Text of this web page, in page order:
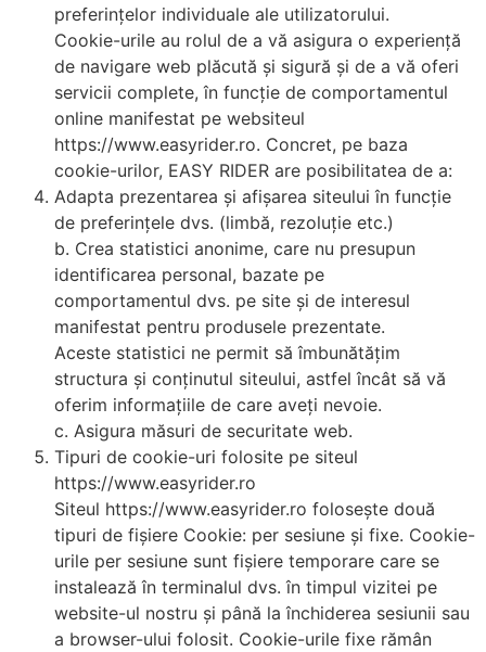
preferinţelor individuale ale utilizatorului.
Cookie-urile au rolul de a vă asigura o experiență
de navigare web plăcută și sigură și de a vă oferi
servicii complete, în funcție de comportamentul
online manifestat pe websiteul
https://www.easyrider.ro. Concret, pe baza
cookie-urilor, EASY RIDER are posibilitatea de a:
Adapta prezentarea și afișarea siteului în funcție
de preferințele dvs. (limbă, rezoluție etc.)
b. Crea statistici anonime, care nu presupun
identificarea personal, bazate pe
comportamentul dvs. pe site și de interesul
manifestat pentru produsele prezentate.
Aceste statistici ne permit să îmbunătățim
structura și conținutul siteului, astfel încât să vă
oferim informațiile de care aveți nevoie.
c. Asigura măsuri de securitate web.
Tipuri de cookie-uri folosite pe siteul
https://www.easyrider.ro
Siteul https://www.easyrider.ro folosește două
tipuri de fișiere Cookie: per sesiune și fixe. Cookie-
urile per sesiune sunt fișiere temporare care se
instalează în terminalul dvs. în timpul vizitei pe
website-ul nostru și până la închiderea sesiunii sau
a browser-ului folosit. Cookie-urile fixe rămân